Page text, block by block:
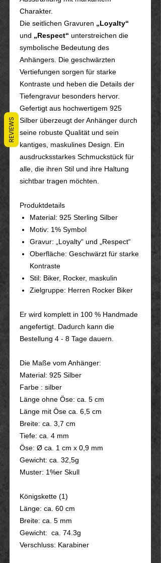
Charakter.
Die seitlichen Gravuren „Loyalty“
und „Respect“ unterstreichen die
symbolische Bedeutung des
Anhängers. Die geschwärzten
Vertiefungen sorgen für starke
Kontraste und heben die Details der
Tiefengravur besonders hervor.
Gefertigt aus hochwertigem 925
Silber überzeugt der Anhänger durch
seine robuste Qualität und sein
kantiges, maskulines Design. Ein
ausdrucksstarkes Schmuckstück für
alle, die ihren Stil und ihre Haltung
sichtbar tragen möchten.
Produktdetails
Material: 925 Sterling Silber
Motiv: 1% Symbol
Gravur: „Loyalty“ und „Respect“
Oberfläche: Geschwärzt für starke
Kontraste
Stil: Biker, Rocker, maskulin
Zielgruppe: Herren Rocker Biker
Er wird komplett in 100 % Handmade
angefertigt. Dadurch kann die
Bestellung 4 - 8 Tage dauern.
Die Maße vom Anhänger:
Material: 925 Silber
Farbe : silber
Länge ohne Öse: ca. 5 cm
Länge mit Öse ca. 6,5 cm
Breite: ca. 3,7 cm
Tiefe: ca. 4 mm
Öse: Ø ca. 1 cm x 0,9 mm
Gewicht: ca. 32,5g
Muster: 1%er Skull
Königskette (1)
Länge: ca. 60 cm
Breite: ca. 5 mm
Gewicht: ca. 74.3g
Verschluss: Karabiner
REVIEWS